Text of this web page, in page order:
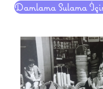
Damlama Sulama